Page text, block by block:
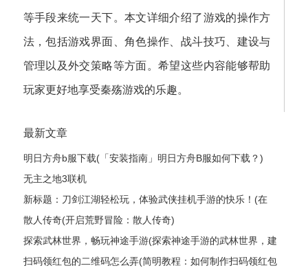
等手段来统一天下。本文详细介绍了游戏的操作方
法，包括游戏界面、角色操作、战斗技巧、建设与
管理以及外交策略等方面。希望这些内容能够帮助
玩家更好地享受秦殇游戏的乐趣。
最新文章
明日方舟b服下载(「安装指南」明日方舟B服如何下载？)
无主之地3联机
新标题：刀剑江湖轻松玩，体验武侠挂机手游的快乐！(在
《刀剑江湖》中尽情畅游，感受武侠世界的奥秘！)
散人传奇(开启荒野冒险：散人传奇)
探索武林世界，畅玩神途手游(探索神途手游的武林世界，建
立你的传奇故事)
扫码领红包的二维码怎么弄(简明教程：如何制作扫码领红包